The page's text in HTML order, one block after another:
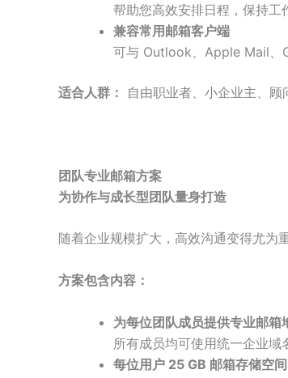
帮助您高效安排日程，保持工
兼容常用邮箱客户端
可与 Outlook、Apple Mail、
适合人群： 自由职业者、小企业主、顾
团队专业邮箱方案
为协作与成长型团队量身打造
随着企业规模扩大，高效沟通变得尤为
方案包含内容：
为每位团队成员提供专业邮箱
所有成员均可使用统一企业域
每位用户 25 GB 邮箱存储空间